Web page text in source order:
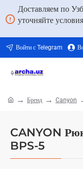
Доставляем по
уточняйте
Войти с Telegram
CANYON
BPS-5
Бренд Canyon